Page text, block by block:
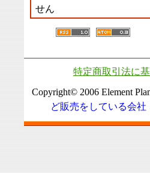
せん
特定商取引法に
Copyright© 2006 Element
ど販売をしている会